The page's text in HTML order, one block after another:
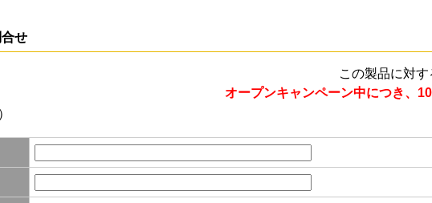
せ
この製品に対
オープンキャンペーン中につき、